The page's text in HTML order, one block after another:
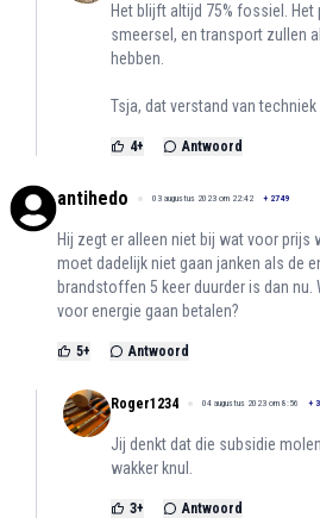
Het blijft altijd 75% fossiel.
smeersel, en transport zullen
hebben.
Tsja, dat verstand van
4+ Antwoord
antihedo 03 augustus 2023 om 22:42 + 2749
Hij zegt er alleen niet bij wat voor prijs
moet dadelijk niet gaan janken als de
brandstoffen 5 keer duurder is dan nu.
voor energie gaan betalen?
5+ Antwoord
Roger1234 04 augustus 2023 om 8:56 +
Jij denkt dat die subsidie
wakker knul.
3+ Antwoord